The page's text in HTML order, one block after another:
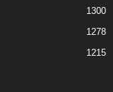
1300
1278
1215